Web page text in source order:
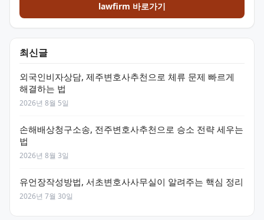
lawfirm 바로가기
최신글
외국인비자상담, 제주변호사추천으로 체류 문제 빠르게
해결하는 법
2026년 8월 5일
손해배상청구소송, 전주변호사추천으로 승소 전략 세우는
법
2026년 8월 3일
유언장작성방법, 서초변호사사무실이 알려주는 핵심 정리
2026년 7월 30일